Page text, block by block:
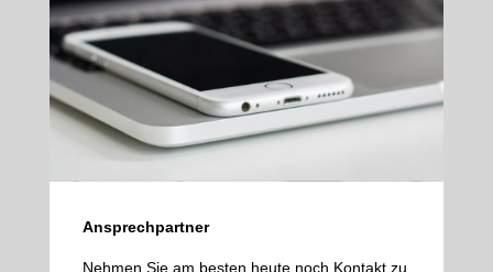
Ansprechpartner
Nehmen Sie am besten heute noch Kontakt zu